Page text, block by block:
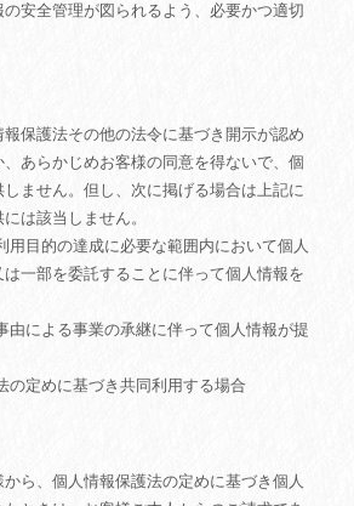
安全管理が図られるよう、必要かつ適切
保護法その他の法令に基づき開示が認め
あらかじめお客様の同意を得ないで、個
ません。但し、次に掲げる場合は上記に
は該当しません。
用目的の達成に必要な範囲内において個人
一部を委託することに伴って個人情報を
由による事業の承継に伴って個人情報が提
の定めに基づき共同利用する場合
ら、個人情報保護法の定めに基づき個人